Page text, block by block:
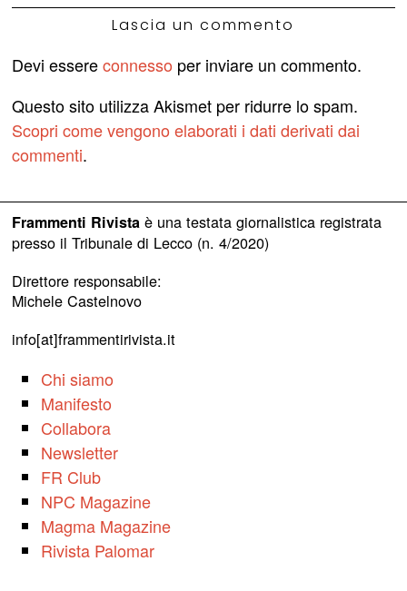
Lascia un commento
Devi essereconnesso per inviare un commento.
Questo sito utilizza Akismet per ridurre lo spam.
Scopri come vengono elaborati i dati derivati dai
commenti.
Frammenti Rivistaè una testata giornalistica registrata
presso il Tribunale di Lecco (n. 4/2020)
Direttore responsabile:
Michele Castelnovo
info[at]frammentirivista.it
Chi siamo
Manifesto
Collabora
Newsletter
FR Club
NPC Magazine
Magma Magazine
Rivista Palomar